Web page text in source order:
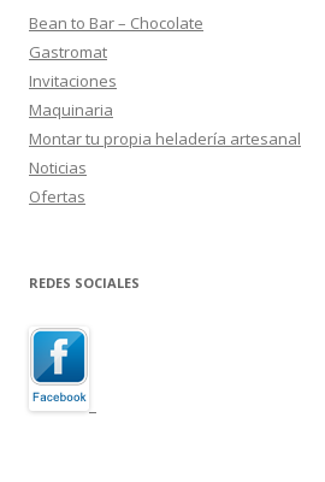
Bean to Bar – Chocolate
Gastromat
Invitaciones
Maquinaria
Montar tu propia heladería artesanal
Noticias
Ofertas
REDES SOCIALES